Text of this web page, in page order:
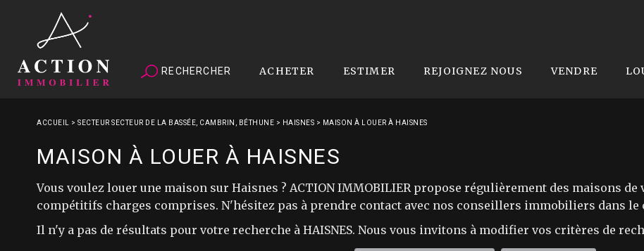
RECHERCHER ACHETER ESTIMER REJOIGNEZ NOUS VENDRE
ACCUEIL > SECTEUR SECTEUR DE LA BASSÉE, CAMBRIN, BÉTHUNE > HAISNES > MAISON À LOUER À HAISNES
MAISON À LOUER À HAISNES
Vous voulez louer une maison sur Haisnes ? ACTION IMMOBILIER propose régulièrement des maisons
compétitifs charges comprises. N'hésitez pas à prendre contact avec nos conseillers immobiliers dans le
Il n'y a pas de résultats pour votre recherche à HAISNES. Nous vous invitons à modifier vos critères de